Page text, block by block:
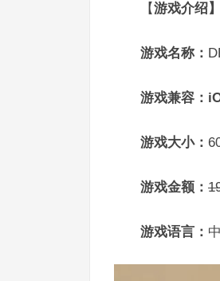
【游戏介绍】
游戏名称：
游戏兼容：
游戏大小：
游戏金额：
游戏语言：